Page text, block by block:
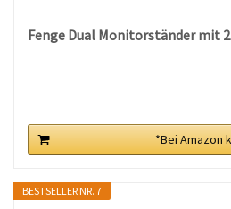
Fenge Dual Monitorständer mit 2
*Bei Amazon
BESTSELLER NR. 7